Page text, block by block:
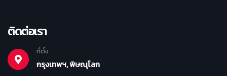
ติดต่อเรา
ที่ตั้ง
กรุงเทพฯ, พิษณุโลก